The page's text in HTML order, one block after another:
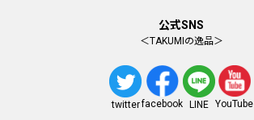
公式SNS
＜TAKUMIの逸品＞
twitterfacebook LINE YouTube